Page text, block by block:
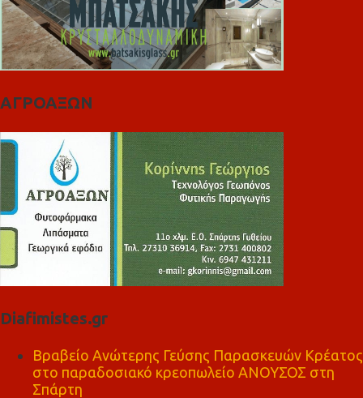
ΑΓΡΟΑΞΩΝ
Diafimistes.gr
Βραβείο Ανώτερης Γεύσης Παρασκευών Κρέατος
στο παραδοσιακό κρεοπωλείο ΑΝΟΥΣΟΣ στη
Σπάρτη